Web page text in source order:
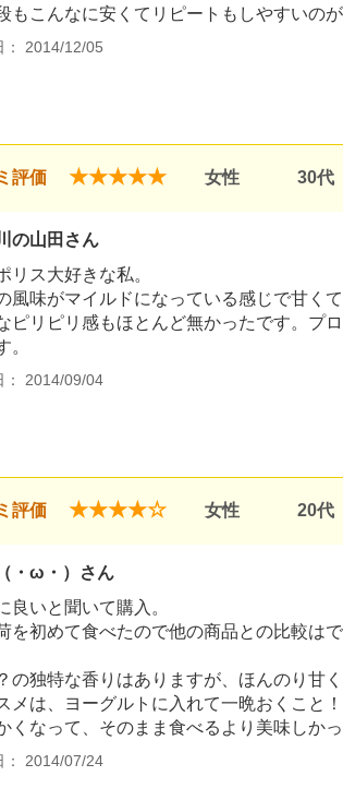
もこんなに安くてリピートもしやすいの
： 2014/12/05
評価 ★★★★★ 女性 30代
の山田さん
リス大好きな私。
風味がマイルドになっている感じで甘くて
ピリピリ感もほとんど無かったです。プ
。
： 2014/09/04
評価 ★★★★☆ 女性 20代
・ω・）さん
良いと聞いて購入。
を初めて食べたので他の商品との比較は
の独特な香りはありますが、ほんのり甘
メは、ヨーグルトに入れて一晩おくこと！
くなって、そのまま食べるより美味しかっ
： 2014/07/24